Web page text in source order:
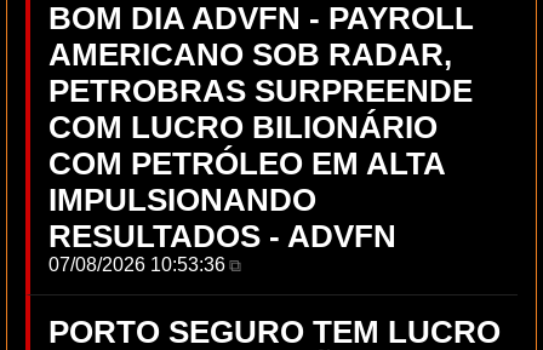
BOM DIA ADVFN - PAYROLL
AMERICANO SOB RADAR,
PETROBRAS SURPREENDE
COM LUCRO BILIONÁRIO
COM PETRÓLEO EM ALTA
IMPULSIONANDO
RESULTADOS - ADVFN
07/08/2026 10:53:36⧉
PORTO SEGURO TEM LUCRO